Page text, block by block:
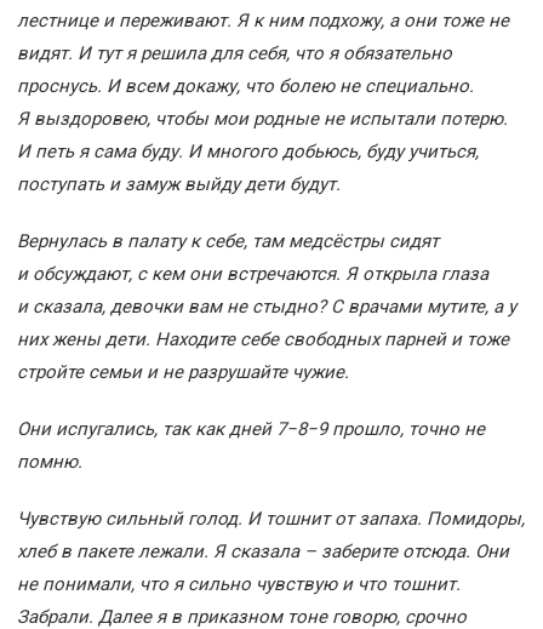
лестнице и переживают. Я к ним подхожу, а они тоже не
видят. И тут я решила для себя, что я обязательно
проснусь. И всем докажу, что болею не специально.
Я выздоровею, чтобы мои родные не испытали потерю.
И петь я сама буду. И многого добьюсь, буду учиться,
поступать и замуж выйду дети будут.
Вернулась в палату к себе, там медсёстры сидят
и обсуждают, с кем они встречаются. Я открыла глаза
и сказала, девочки вам не стыдно? С врачами мутите, а у
них жены дети. Находите себе свободных парней и тоже
стройте семьи и не разрушайте чужие.
Они испугались, так как дней 7−8−9 прошло, точно не
помню.
Чувствую сильный голод. И тошнит от запаха. Помидоры,
хлеб в пакете лежали. Я сказала – заберите отсюда. Они
не понимали, что я сильно чувствую и что тошнит.
Забрали. Далее я в приказном тоне говорю, срочно